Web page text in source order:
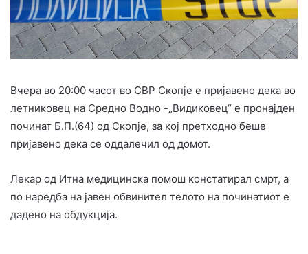
Вчера во 20:00 часот во СВР Скопје е пријавено дека во
летниковец на Средно Водно -„Видиковец“ е пронајден
починат Б.П.(64) од Скопје, за кој претходно беше
пријавено дека се оддалечил од домот.
Лекар од Итна медицинска помош констатирал смрт, а
по наредба на јавен обвинител телото на починатиот е
дадено на обдукција.